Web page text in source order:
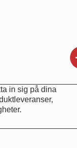
in sig på dina